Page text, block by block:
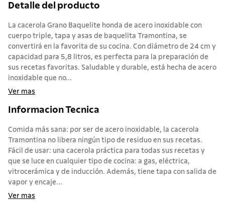
Detalle del producto
La cacerola Grano Baquelite honda de acero inoxidable con
cuerpo triple, tapa y asas de baquelita Tramontina, se
convertirá en la favorita de su cocina. Con diámetro de 24 cm y
capacidad para 5,8 litros, es perfecta para la preparación de
sus recetas favoritas. Saludable y durable, está hecha de acero
inoxidable que no...
Ver mas
Informacion Tecnica
Comida más sana: por ser de acero inoxidable, la cacerola
Tramontina no libera ningún tipo de residuo en sus recetas.
Fácil de usar: una cacerola práctica para todas sus recetas y
que se luce en cualquier tipo de cocina: a gas, eléctrica,
vitrocerámica y de inducción. Además, tiene tapa con salida de
vapor y encaje...
Ver mas